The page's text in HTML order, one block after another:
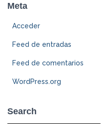
Meta
Acceder
Feed de entradas
Feed de comentarios
WordPress.org
Search